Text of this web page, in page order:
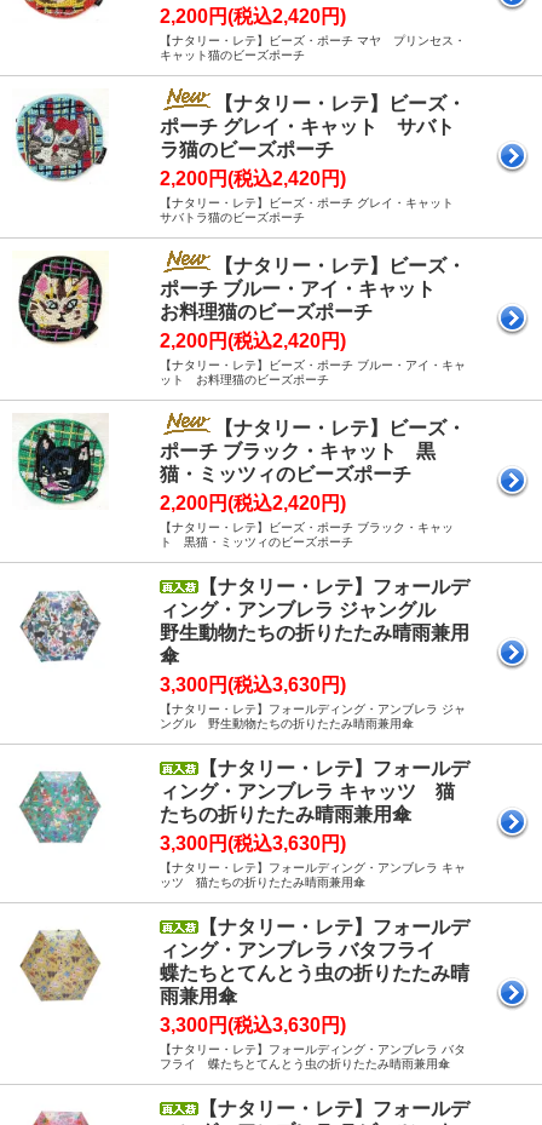
2,200円(税込2,420円)
【ナタリー・レテ】ビーズ・ポーチ マヤ プリンセス・
キャット猫のビーズポーチ
【ナタリー・レテ】ビーズ・
ポーチ グレイ・キャット サバト
ラ猫のビーズポーチ
2,200円(税込2,420円)
【ナタリー・レテ】ビーズ・ポーチ グレイ・キャット
サバトラ猫のビーズポーチ
【ナタリー・レテ】ビーズ・
ポーチ ブルー・アイ・キャット
お料理猫のビーズポーチ
2,200円(税込2,420円)
【ナタリー・レテ】ビーズ・ポーチ ブルー・アイ・キャ
ット お料理猫のビーズポーチ
【ナタリー・レテ】ビーズ・
ポーチ ブラック・キャット 黒
猫・ミッツィのビーズポーチ
2,200円(税込2,420円)
【ナタリー・レテ】ビーズ・ポーチ ブラック・キャッ
ト 黒猫・ミッツィのビーズポーチ
【ナタリー・レテ】フォールデ
ィング・アンブレラ ジャングル
野生動物たちの折りたたみ晴雨兼用
傘
3,300円(税込3,630円)
【ナタリー・レテ】フォールディング・アンブレラ ジャ
ングル 野生動物たちの折りたたみ晴雨兼用傘
【ナタリー・レテ】フォールデ
ィング・アンブレラ キャッツ 猫
たちの折りたたみ晴雨兼用傘
3,300円(税込3,630円)
【ナタリー・レテ】フォールディング・アンブレラ キャ
ッツ 猫たちの折りたたみ晴雨兼用傘
【ナタリー・レテ】フォールデ
ィング・アンブレラ バタフライ
蝶たちとてんとう虫の折りたたみ晴
雨兼用傘
3,300円(税込3,630円)
【ナタリー・レテ】フォールディング・アンブレラ バタ
フライ 蝶たちとてんとう虫の折りたたみ晴雨兼用傘
【ナタリー・レテ】フォールデ